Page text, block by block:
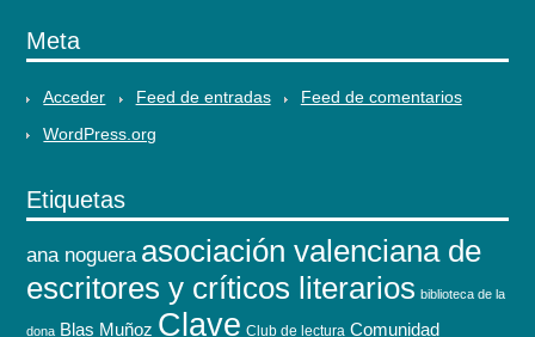
Meta
Acceder Feed de entradas
Feed de comentarios
WordPress.org
Etiquetas
ana noguera asociación valenciana de
escritores y críticos literarios biblioteca de la
dona Blas Muñoz Clave Club de lectura Comunidad